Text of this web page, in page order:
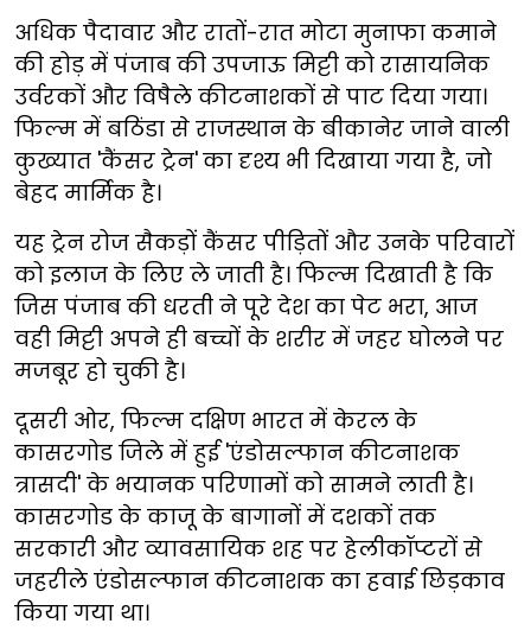
अधिक पैदावार और रातों-रात मोटा मुनाफा कमाने
की होड़ में पंजाब की उपजाऊ मिट्टी को रासायनिक
उर्वरकों और विषैले कीटनाशकों से पाट दिया गया।
फिल्म में बठिंडा से राजस्थान के बीकानेर जाने वाली
कुख्यात 'कैंसर ट्रेन'का दृश्य भी दिखाया गया है, जो
बेहद मार्मिक है।
यह ट्रेन रोज सैकड़ों कैंसर पीड़ितों और उनके परिवारों
को इलाज के लिए ले जाती है। फिल्म दिखाती है कि
जिस पंजाब की धरती ने पूरे देश का पेट भरा, आज
वही मिट्टी अपने ही बच्चों के शरीर में जहर घोलने पर
मजबूर हो चुकी है।
दूसरी ओर, फिल्म दक्षिण भारत में केरल के
कासरगोड जिले में हुई 'एंडोसल्फान कीटनाशक
त्रासदी' के भयानक परिणामों को सामने लाती है।
कासरगोड के काजू के बागानों में दशकों तक
सरकारी और व्यावसायिक शह पर हेलीकॉप्टरों से
जहरीले एंडोसल्फान कीटनाशक का हवाई छिड़काव
किया गया था।